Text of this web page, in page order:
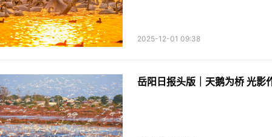
2025-12-01 09:38
岳阳日报头版｜天鹅为桥 光影